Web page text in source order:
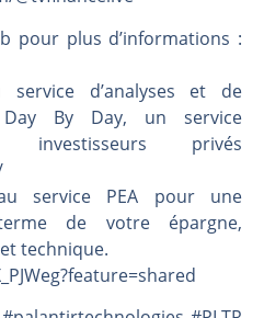
pour plus d’informations :
d’analyses et de
Day By Day, un service
investisseurs privés
service PEA pour une
de votre épargne,
technique.